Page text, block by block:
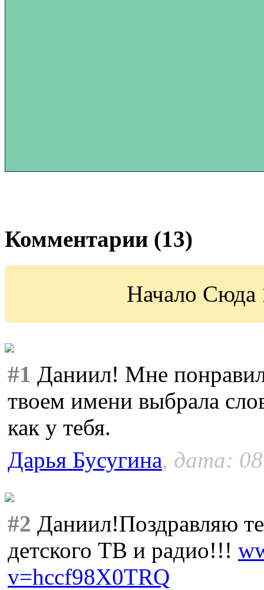
Комментарии (13)
Начало Сюда
#1 Даниил! Мне
твоем имени выбрала
как у тебя.
Дарья Бусугина, дата:
#2 Даниил!Поздравляю
детского ТВ и радио!!!
v=hccf98X0TRQ